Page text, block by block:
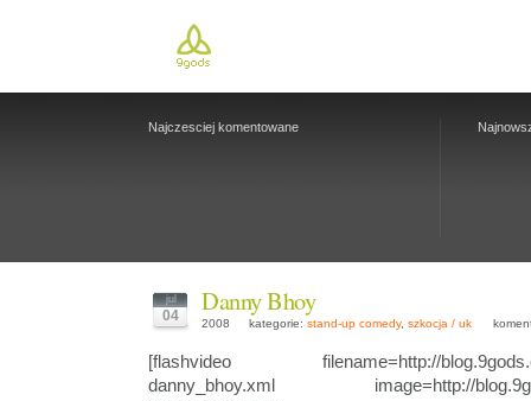
Najczesciej komentowane
jul
04 Danny Bhoy
2008 kategorie: stand-up comedy, szkocja / uk
[flashvideo filename=http://
danny_bhoy.xml image=http://